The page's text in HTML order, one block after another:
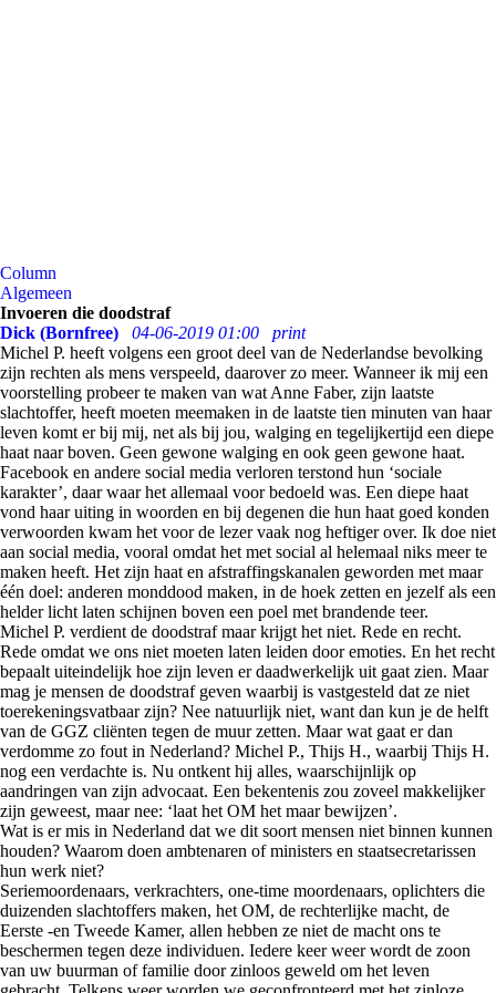
Column
Algemeen
Invoeren die doodstraf
Dick (Bornfree)
04-06-2019 01:00
print
Michel P. heeft volgens een groot deel van de Nederlandse bevolking
zijn rechten als mens verspeeld, daarover zo meer. Wanneer ik mij een
voorstelling probeer te maken van wat Anne Faber, zijn laatste
slachtoffer, heeft moeten meemaken in de laatste tien minuten van haar
leven komt er bij mij, net als bij jou, walging en tegelijkertijd een diepe
haat naar boven. Geen gewone walging en ook geen gewone haat.
Facebook en andere social media verloren terstond hun ‘sociale
karakter’, daar waar het allemaal voor bedoeld was. Een diepe haat
vond haar uiting in woorden en bij degenen die hun haat goed konden
verwoorden kwam het voor de lezer vaak nog heftiger over. Ik doe niet
aan social media, vooral omdat het met social al helemaal niks meer te
maken heeft. Het zijn haat en afstraffingskanalen geworden met maar
één doel: anderen monddood maken, in de hoek zetten en jezelf als een
helder licht laten schijnen boven een poel met brandende teer.
Michel P. verdient de doodstraf maar krijgt het niet. Rede en recht.
Rede omdat we ons niet moeten laten leiden door emoties. En het recht
bepaalt uiteindelijk hoe zijn leven er daadwerkelijk uit gaat zien. Maar
mag je mensen de doodstraf geven waarbij is vastgesteld dat ze niet
toerekeningsvatbaar zijn? Nee natuurlijk niet, want dan kun je de helft
van de GGZ cliënten tegen de muur zetten. Maar wat gaat er dan
verdomme zo fout in Nederland? Michel P., Thijs H., waarbij Thijs H.
nog een verdachte is. Nu ontkent hij alles, waarschijnlijk op
aandringen van zijn advocaat. Een bekentenis zou zoveel makkelijker
zijn geweest, maar nee: ‘laat het OM het maar bewijzen’.
Wat is er mis in Nederland dat we dit soort mensen niet binnen kunnen
houden? Waarom doen ambtenaren of ministers en staatsecretarissen
hun werk niet?
Seriemoordenaars, verkrachters, one-time moordenaars, oplichters die
duizenden slachtoffers maken, het OM, de rechterlijke macht, de
Eerste -en Tweede Kamer, allen hebben ze niet de macht ons te
beschermen tegen deze individuen. Iedere keer weer wordt de zoon
van uw buurman of familie door zinloos geweld om het leven